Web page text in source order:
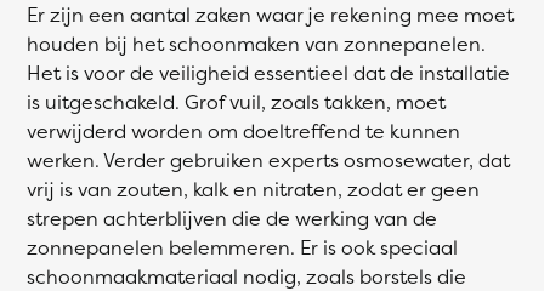
Er zijn een aantal zaken waar je rekening mee moet
houden bij het schoonmaken van zonnepanelen.
Het is voor de veiligheid essentieel dat de installatie
is uitgeschakeld. Grof vuil, zoals takken, moet
verwijderd worden om doeltreffend te kunnen
werken. Verder gebruiken experts osmosewater, dat
vrij is van zouten, kalk en nitraten, zodat er geen
strepen achterblijven die de werking van de
zonnepanelen belemmeren. Er is ook speciaal
schoonmaakmateriaal nodig, zoals borstels die